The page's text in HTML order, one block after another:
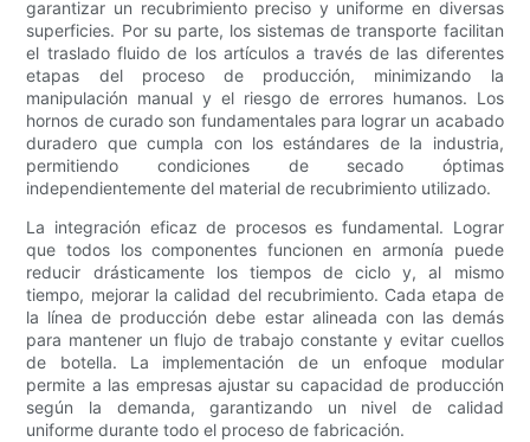
garantizar un recubrimiento preciso y uniforme en diversas
superficies. Por su parte, los sistemas de transporte facilitan
el traslado fluido de los artículos a través de las diferentes
etapas del proceso de producción, minimizando la
manipulación manual y el riesgo de errores humanos. Los
hornos de curado son fundamentales para lograr un acabado
duradero que cumpla con los estándares de la industria,
permitiendo condiciones de secado óptimas
independientemente del material de recubrimiento utilizado.
La integración eficaz de procesos es fundamental. Lograr
que todos los componentes funcionen en armonía puede
reducir drásticamente los tiempos de ciclo y, al mismo
tiempo, mejorar la calidad del recubrimiento. Cada etapa de
la línea de producción debe estar alineada con las demás
para mantener un flujo de trabajo constante y evitar cuellos
de botella. La implementación de un enfoque modular
permite a las empresas ajustar su capacidad de producción
según la demanda, garantizando un nivel de calidad
uniforme durante todo el proceso de fabricación.